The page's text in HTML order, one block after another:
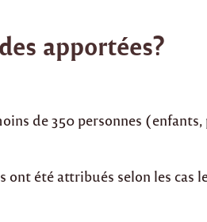
apportées?
de 350 personnes (enfants,
été attribués selon les cas